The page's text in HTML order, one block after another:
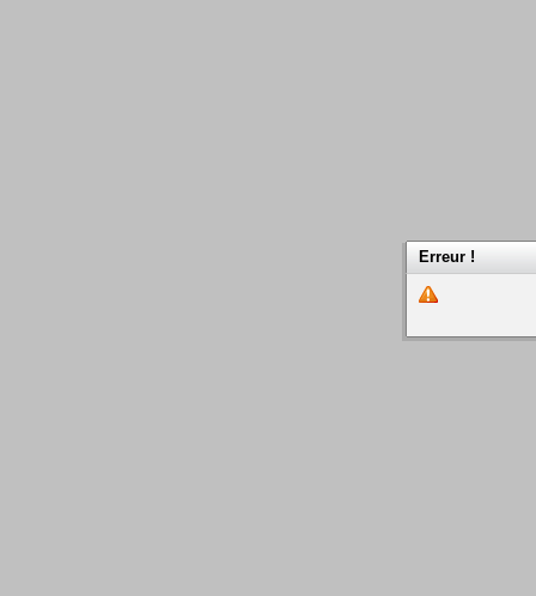
Erreur !